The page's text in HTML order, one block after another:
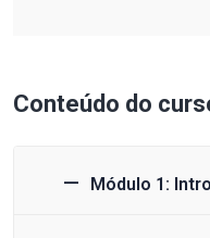
Conteúdo do
Módulo 1: